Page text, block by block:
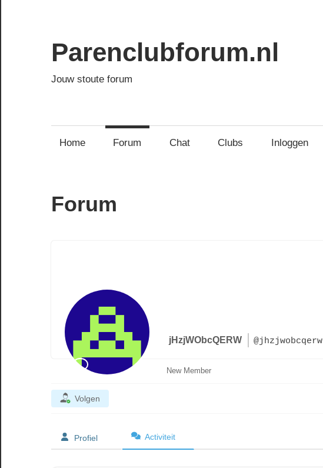
de
inhoud
Parenclubforum.nl
Jouw stoute forum
Home Forum Chat Clubs Inloggen
Forum
jHzjWObcQERW @jhzjwobcqerw
New Member
Volgen
Profiel Activiteit